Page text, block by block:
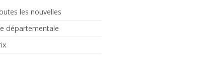
les nouvelles
départementale